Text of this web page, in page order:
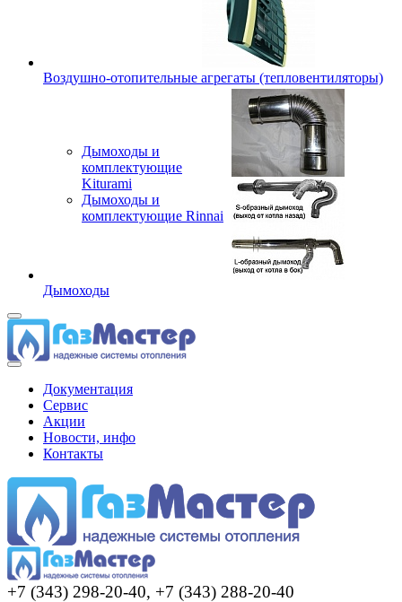
Воздушно-отопительные агрегаты (тепловентиляторы)
Дымоходы и
комплектующие
Kiturami
Дымоходы и
комплектующие Rinnai
Дымоходы
Документация
Сервис
Акции
Новости, инфо
Контакты
+7 (343) 298-20-40, +7 (343) 288-20-40